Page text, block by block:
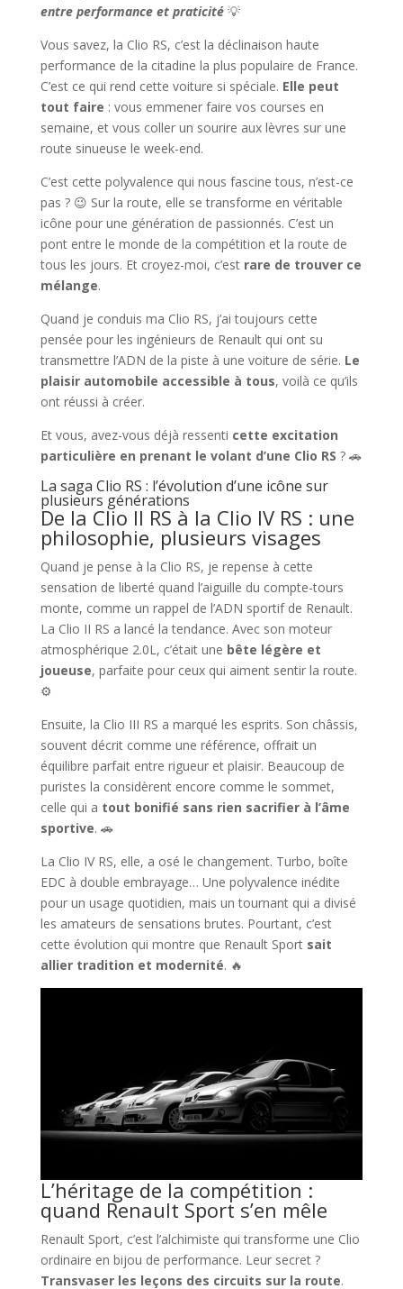
entre performance et praticité💡
Vous savez, la Clio RS, c’est la déclinaison haute
performance de la citadine la plus populaire de France.
C’est ce qui rend cette voiture si spéciale. Elle peut
tout faire : vous emmener faire vos courses en
semaine, et vous coller un sourire aux lèvres sur une
route sinueuse le week-end.
C’est cette polyvalence qui nous fascine tous, n’est-ce
pas ? 😉 Sur la route, elle se transforme en véritable
icône pour une génération de passionnés. C’est un
pont entre le monde de la compétition et la route de
tous les jours. Et croyez-moi, c’est rare de trouver ce
mélange.
Quand je conduis ma Clio RS, j’ai toujours cette
pensée pour les ingénieurs de Renault qui ont su
transmettre l’ADN de la piste à une voiture de série. Le
plaisir automobile accessible à tous, voilà ce qu’ils
ont réussi à créer.
Et vous, avez-vous déjà ressenti cette excitation
particulière en prenant le volant d’une Clio RS ? 🚗
La saga Clio RS : l’évolution d’une icône sur
plusieurs générations
De la Clio II RS à la Clio IV RS : une
philosophie, plusieurs visages
Quand je pense à la Clio RS, je repense à cette
sensation de liberté quand l’aiguille du compte-tours
monte, comme un rappel de l’ADN sportif de Renault.
La Clio II RS a lancé la tendance. Avec son moteur
atmosphérique 2.0L, c’était une bête légère et
joueuse, parfaite pour ceux qui aiment sentir la route.
⚙️
Ensuite, la Clio III RS a marqué les esprits. Son châssis,
souvent décrit comme une référence, offrait un
équilibre parfait entre rigueur et plaisir. Beaucoup de
puristes la considèrent encore comme le sommet,
celle qui a tout bonifié sans rien sacrifier à l’âme
sportive. 🚗
La Clio IV RS, elle, a osé le changement. Turbo, boîte
EDC à double embrayage… Une polyvalence inédite
pour un usage quotidien, mais un tournant qui a divisé
les amateurs de sensations brutes. Pourtant, c’est
cette évolution qui montre que Renault Sport sait
allier tradition et modernité. 🔥
L’héritage de la compétition :
quand Renault Sport s’en mêle
Renault Sport, c’est l’alchimiste qui transforme une Clio
ordinaire en bijou de performance. Leur secret ?
Transvaser les leçons des circuits sur la route.